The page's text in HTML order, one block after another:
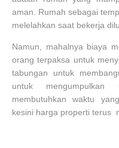
aman. Rumah sebagai
melelahkan saat bekerja
Namun, mahalnya biaya
orang terpaksa untuk
tabungan untuk
untuk
membutuhkan waktu
kesini harga properti terus